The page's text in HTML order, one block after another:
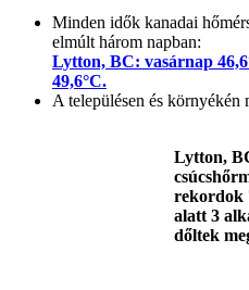
Minden idők kanadai
elmúlt három napban:
Lytton, BC: vasárnap
49,6°C.
A településen és környékén
Lytton,
rekordok
alatt 3
dőltek